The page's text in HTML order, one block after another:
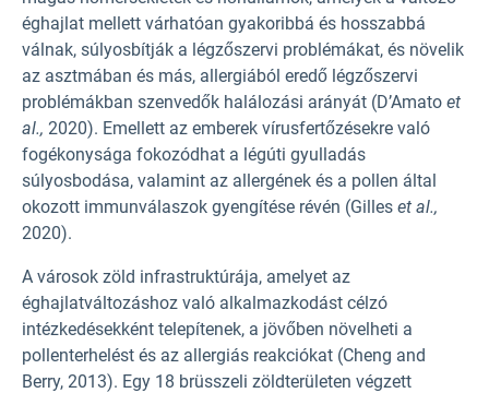
éghajlat mellett várhatóan gyakoribbá és hosszabbá
válnak, súlyosbítják a légzőszervi problémákat, és növelik
az asztmában és más, allergiából eredő légzőszervi
problémákban szenvedők halálozási arányát (D’Amato et
al., 2020). Emellett az emberek vírusfertőzésekre való
fogékonysága fokozódhat a légúti gyulladás
súlyosbodása, valamint az allergének és a pollen által
okozott immunválaszok gyengítése révén (Gilles et al.,
2020).
A városok zöld infrastruktúrája, amelyet az
éghajlatváltozáshoz való alkalmazkodást célzó
intézkedésekként telepítenek, a jövőben növelheti a
pollenterhelést és az allergiás reakciókat (Cheng and
Berry, 2013). Egy 18 brüsszeli zöldterületen végzett